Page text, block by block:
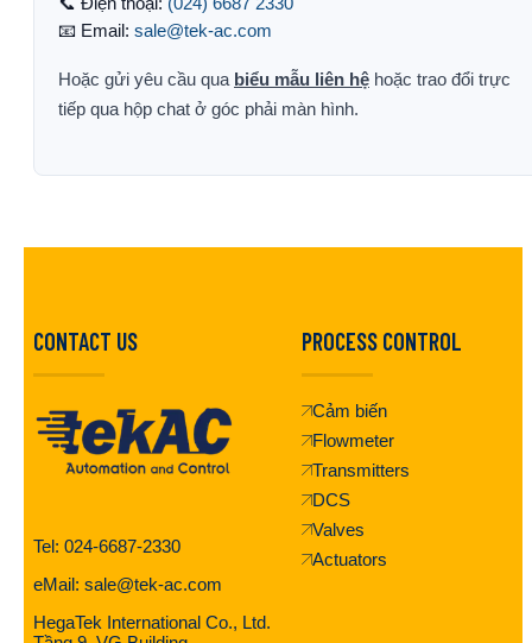
📧 Email: sale@tek-ac.com
Hoặc gửi yêu cầu qua biểu mẫu liên hệ hoặc trao đổi trực
tiếp qua hộp chat ở góc phải màn hình.
CONTACT US
Tel: 024-6687-2330
eMail: sale@tek-ac.com
HegaTek International Co., Ltd.
PROCESS CONTROL
Cảm biến
Flowmeter
Transmitters
DCS
Valves
Actuators